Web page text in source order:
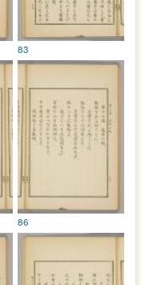
83
86